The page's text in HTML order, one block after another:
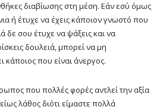
διαβίωσης στη μέση. Εάν εσύ όμως
ή έτυχε να έχεις κάποιον γνωστό που
δε σου έτυχε να ψάξεις και να
δουλειά, μπορεί να μη
κάποιος που είναι άνεργος.
που πολλές φορές αντλεί την αξία
λάθος διότι είμαστε πολλά